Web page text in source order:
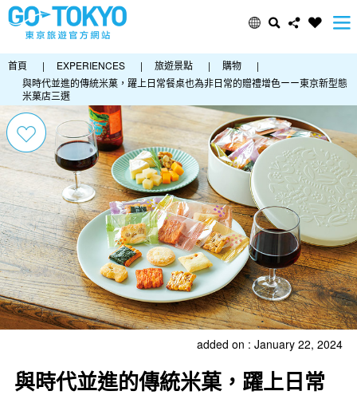
首頁 | EXPERIENCES | 旅遊景點 | 購物
|
與時代並進的傳統米菓，躍上日常餐桌也為非日常的贈禮增色ーー東京新型態
米菓店三選
added on : January 22, 2024
與時代並進的傳統米菓，躍上日常